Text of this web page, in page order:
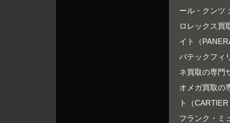
ール・クンツ
ロレックス買
イト（
パテックフィ
ネ買取の専門
オメガ買取の
ト（
フランク・ミ